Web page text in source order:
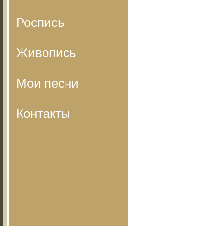
Роспись
Живопись
Мои песни
Контакты